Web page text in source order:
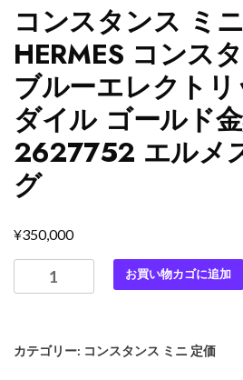
コンスタンス ミ
HERMES コンス
ブルーエレクト
ダイル ゴールド
2627752 エルメ
グ
¥350,000
ン
ン
お買い物カゴに追加
カテゴリー: コンスタンス ミニ 定価